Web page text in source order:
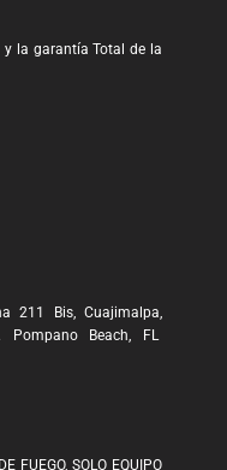
y la garantía Total de la
211 Bis, Cuajimalpa,
Pompano Beach, FL
FUEGO, SOLO EQUIPO